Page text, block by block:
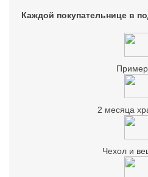
Каждой покупательнице в
2 месяца
Чехол и